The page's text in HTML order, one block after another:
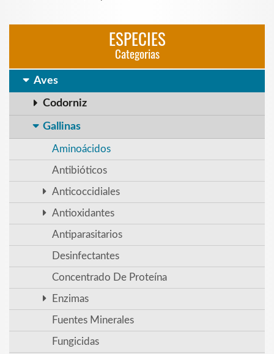
ESPECIES
Categorias
Aves
Codorniz
Gallinas
Aminoácidos
Antibióticos
Anticoccidiales
Antioxidantes
Antiparasitarios
Desinfectantes
Concentrado De Proteína
Enzimas
Fuentes Minerales
Fungicidas